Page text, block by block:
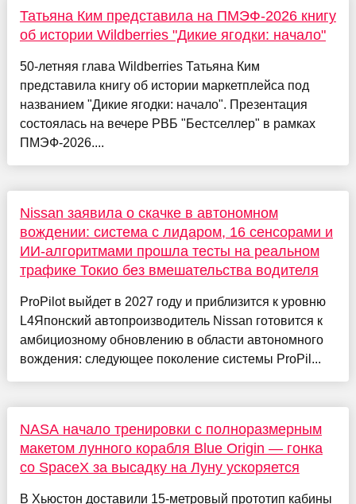
Татьяна Ким представила на ПМЭФ-2026 книгу
об истории Wildberries "Дикие ягодки: начало"
50-летняя глава Wildberries Татьяна Ким
представила книгу об истории маркетплейса под
названием "Дикие ягодки: начало". Презентация
состоялась на вечере РВБ "Бестселлер" в рамках
ПМЭФ-2026....
Nissan заявила о скачке в автономном
вождении: система с лидаром, 16 сенсорами и
ИИ-алгоритмами прошла тесты на реальном
трафике Токио без вмешательства водителя
ProPilot выйдет в 2027 году и приблизится к уровню
L4Японский автопроизводитель Nissan готовится к
амбициозному обновлению в области автономного
вождения: следующее поколение системы ProPil...
NASA начало тренировки с полноразмерным
макетом лунного корабля Blue Origin — гонка
со SpaceX за высадку на Луну ускоряется
В Хьюстон доставили 15-метровый прототип кабины